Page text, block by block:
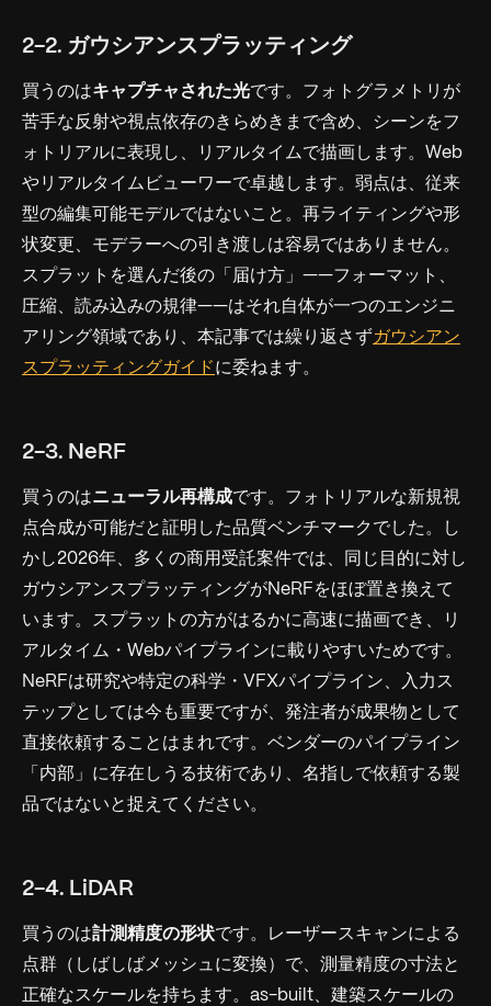
2-2. ガウシアンスプラッティング
買うのはキャプチャされた光です。フォトグラメトリが
苦手な反射や視点依存のきらめきまで含め、シーンをフ
ォトリアルに表現し、リアルタイムで描画します。Web
やリアルタイムビューワーで卓越します。弱点は、従来
型の編集可能モデルではないこと。再ライティングや形
状変更、モデラーへの引き渡しは容易ではありません。
スプラットを選んだ後の「届け方」——フォーマット、
圧縮、読み込みの規律——はそれ自体が一つのエンジニ
アリング領域であり、本記事では繰り返さずガウシアン
スプラッティングガイド に委ねます。
2-3. NeRF
買うのはニューラル再構成です。フォトリアルな新規視
点合成が可能だと証明した品質ベンチマークでした。し
かし2026年、多くの商用受託案件では、同じ目的に対し
ガウシアンスプラッティングがNeRFをほぼ置き換えて
います。スプラットの方がはるかに高速に描画でき、リ
アルタイム・Webパイプラインに載りやすいためです。
NeRFは研究や特定の科学・VFXパイプライン、入力ス
テップとしては今も重要ですが、発注者が成果物として
直接依頼することはまれです。ベンダーのパイプライン
「内部」に存在しうる技術であり、名指しで依頼する製
品ではないと捉えてください。
2-4. LiDAR
買うのは計測精度の形状です。レーザースキャンによる
点群（しばしばメッシュに変換）で、測量精度の寸法と
正確なスケールを持ちます。as-built、建築スケールの